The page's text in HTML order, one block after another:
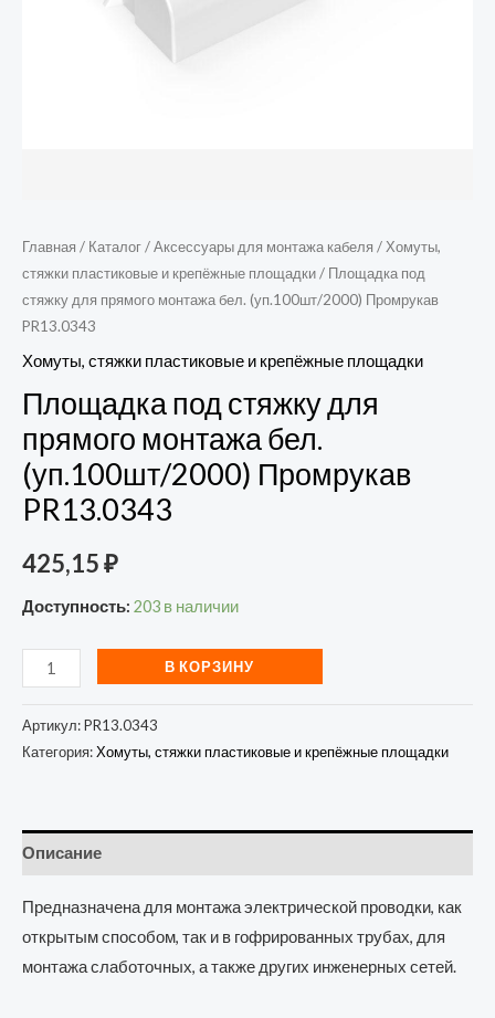
Главная / Каталог/Аксессуары для монтажа кабеля / Хомуты,
стяжки пластиковые и крепёжные площадки/ Площадка под
стяжку для прямого монтажа бел. (уп.100шт/2000) Промрукав
PR13.0343
Хомуты, стяжки пластиковые и крепёжные площадки
Площадка под стяжку для
прямого монтажа бел.
(уп.100шт/2000) Промрукав
PR13.0343
425,15₽
Доступность: 203 в наличии
В КОРЗИНУ
Артикул:PR13.0343
Категория:Хомуты, стяжки пластиковые и крепёжные площадки
Описание
Предназначена для монтажа электрической проводки, как
открытым способом, так и в гофрированных трубах, для
монтажа слаботочных, а также других инженерных сетей.